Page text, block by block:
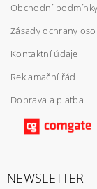
Obchodní podmínky
Zásady ochrany
Kontaktní údaje
Reklamační řád
Doprava a platba
NEWSLETTER